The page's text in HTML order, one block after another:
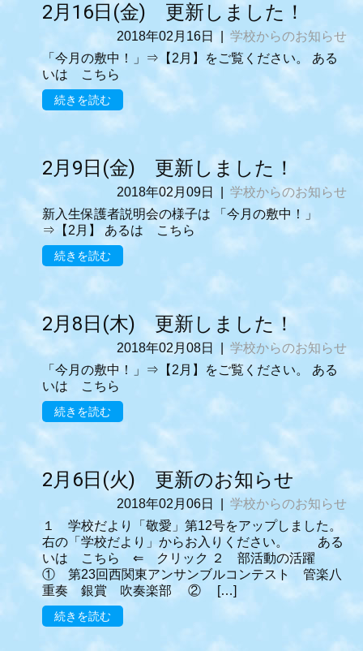
2月16日(金) 更新しました！
2018年02月16日
学校からのお知らせ
「今月の敷中！」⇒【2月】をご覧ください。 ある
いは こちら
続きを読む
2月9日(金) 更新しました！
2018年02月09日
学校からのお知らせ
新入生保護者説明会の様子は 「今月の敷中！」
⇒【2月】 あるは こちら
続きを読む
2月8日(木) 更新しました！
2018年02月08日
学校からのお知らせ
「今月の敷中！」⇒【2月】をご覧ください。 ある
いは こちら
続きを読む
2月6日(火) 更新のお知らせ
2018年02月06日
学校からのお知らせ
１ 学校だより「敬愛」第12号をアップしました。
右の「学校だより」からお入りください。 ある
いは こちら ⇐ クリック ２ 部活動の活躍
① 第23回西関東アンサンブルコンテスト 管楽八
重奏 銀賞 吹奏楽部 ② […]
続きを読む